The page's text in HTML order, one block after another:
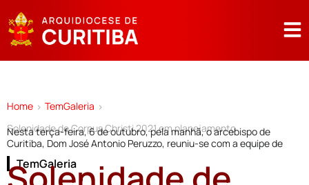
Home > TemGaleria >
Solenidade de Corpus Christi 2021 em planejamento
Nesta terça-feira, 6 de outubro, pela manhã, o arcebispo de
Curitiba, Dom José Antonio Peruzzo, reuniu-se com a equipe de
TemGaleria